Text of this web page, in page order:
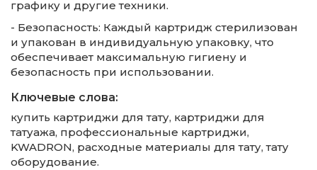
графику и другие техники.
- Безопасность: Каждый картридж стерилизован
и упакован в индивидуальную упаковку, что
обеспечивает максимальную гигиену и
безопасность при использовании.
Ключевые слова:
купить картриджи для тату, картриджи для
татуажа, профессиональные картриджи,
KWADRON, расходные материалы для тату, тату
оборудование.